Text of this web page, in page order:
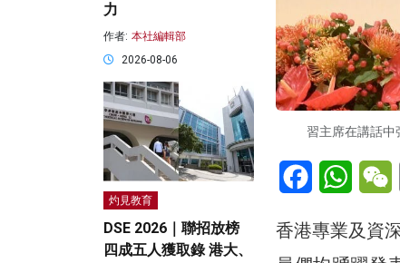
習主席在講話中
Facebook
香港專業及資
力
作者: 本社編輯部
2026-08-06
灼見教育
DSE 2026｜聯招放榜
四成五人獲取錄 港大、